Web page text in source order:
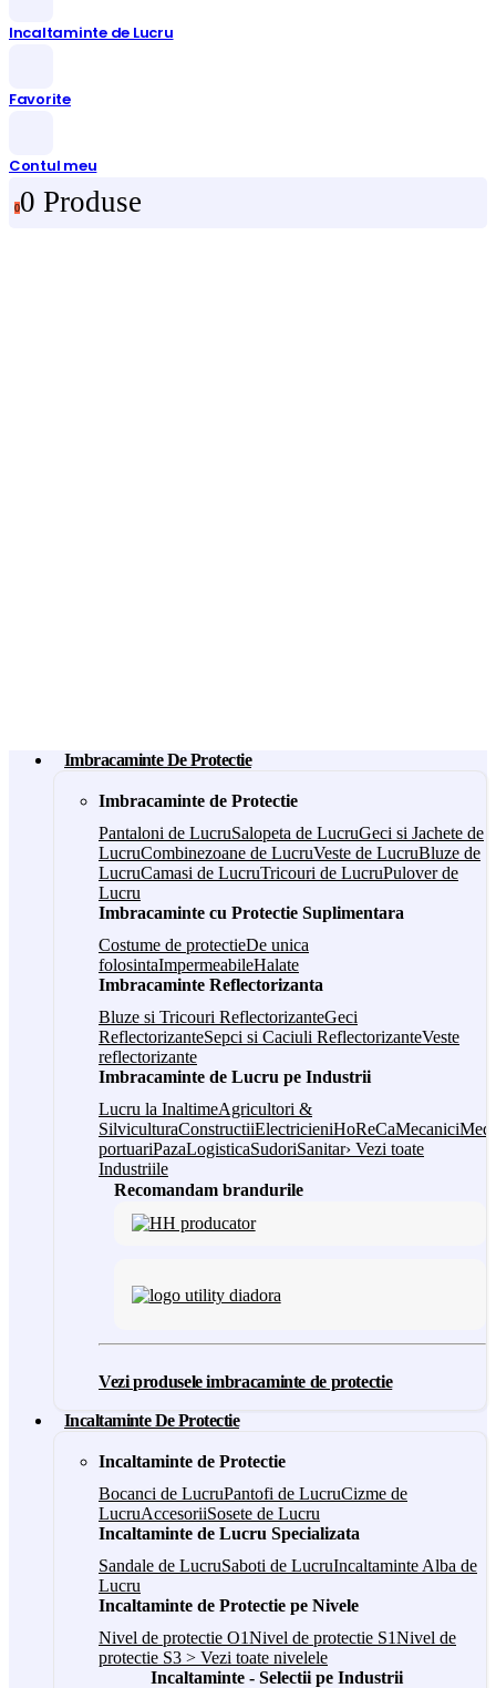
Incaltaminte de Lucru
Favorite
Contul meu
00 Produse
Imbracaminte De Protectie
Imbracaminte de Protectie
Pantaloni de LucruSalopeta de LucruGeci si Jachete de
LucruCombinezoane de LucruVeste de LucruBluze de
LucruCamasi de LucruTricouri de LucruPulover de
Lucru
Imbracaminte cu Protectie Suplimentara
Costume de protectieDe unica
folosintaImpermeabileHalate
Imbracaminte Reflectorizanta
Bluze si Tricouri ReflectorizanteGeci
ReflectorizanteSepci si Caciuli ReflectorizanteVeste
reflectorizante
Imbracaminte de Lucru pe Industrii
Lucru la InaltimeAgricultori &
SilviculturaConstructiiElectricieniHoReCaMecanici
portuariPazaLogisticaSudoriSanitar› Vezi toate
Industriile
Recomandam brandurile
Vezi produsele imbracaminte de protectie
Incaltaminte De Protectie
Incaltaminte de Protectie
Bocanci de LucruPantofi de LucruCizme de
LucruAccesoriiSosete de Lucru
Incaltaminte de Lucru Specializata
Sandale de LucruSaboti de LucruIncaltaminte Alba de
Lucru
Incaltaminte de Protectie pe Nivele
Nivel de protectie O1Nivel de protectie S1Nivel de
protectie S3 > Vezi toate nivelele
Incaltaminte - Selectii pe Industrii